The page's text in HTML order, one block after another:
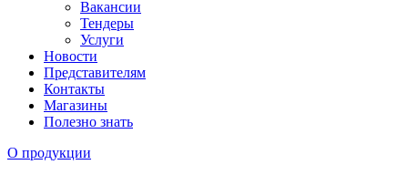
Вакансии
Тендеры
Услуги
Новости
Представителям
Контакты
Магазины
Полезно знать
О продукции